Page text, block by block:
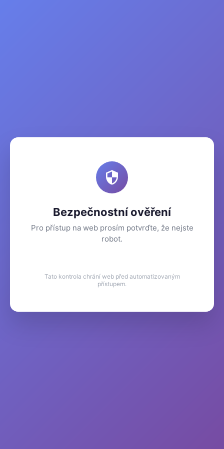
Bezpečnostní ověření
Pro přístup na web prosím potvrďte, že nejste
robot.
Tato kontrola chrání web před automatizovaným
přístupem.